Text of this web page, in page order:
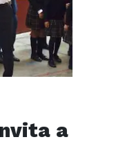
a